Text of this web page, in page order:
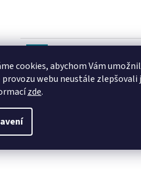
cookies, abychom Vám
provozu webu neustále
zde.